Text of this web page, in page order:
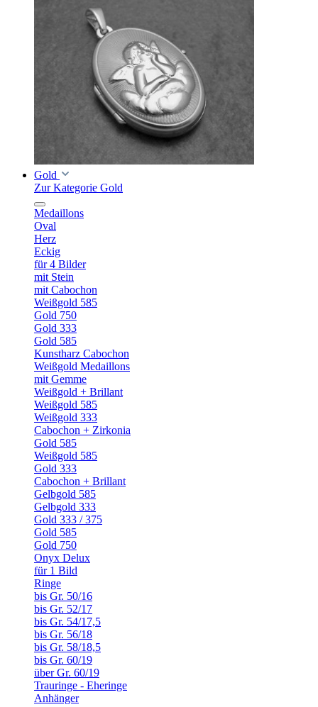
Gold
Zur Kategorie Gold
Medaillons
Oval
Herz
Eckig
für 4 Bilder
mit Stein
mit Cabochon
Weißgold 585
Gold 750
Gold 333
Gold 585
Kunstharz Cabochon
Weißgold Medaillons
mit Gemme
Weißgold + Brillant
Weißgold 585
Weißgold 333
Cabochon + Zirkonia
Gold 585
Weißgold 585
Gold 333
Cabochon + Brillant
Gelbgold 585
Gelbgold 333
Gold 333 / 375
Gold 585
Gold 750
Onyx Delux
für 1 Bild
Ringe
bis Gr. 50/16
bis Gr. 52/17
bis Gr. 54/17,5
bis Gr. 56/18
bis Gr. 58/18,5
bis Gr. 60/19
über Gr. 60/19
Trauringe - Eheringe
Anhänger